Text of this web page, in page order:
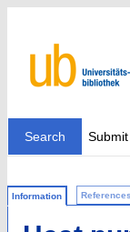
Search Submit
Information